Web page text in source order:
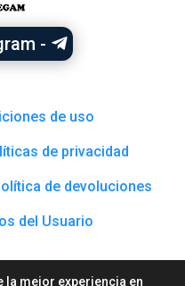
-
de uso
de privacidad
de devoluciones
del Usuario
mejor experiencia en